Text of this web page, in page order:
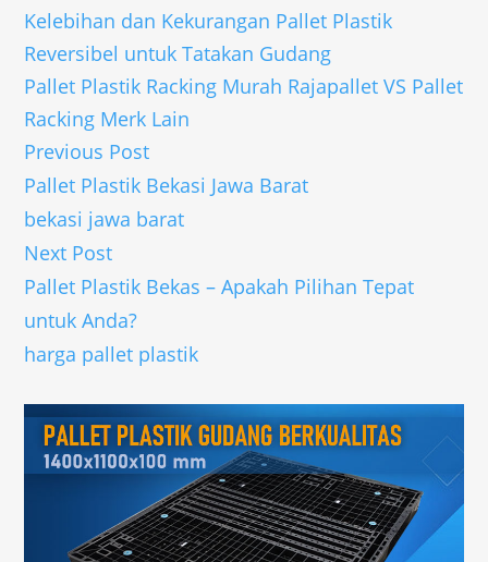
Kelebihan dan Kekurangan Pallet Plastik
Reversibel untuk Tatakan Gudang
Pallet Plastik Racking Murah Rajapallet VS Pallet
Racking Merk Lain
Previous Post
Pallet Plastik Bekasi Jawa Barat
bekasi jawa barat
Next Post
Pallet Plastik Bekas – Apakah Pilihan Tepat
untuk Anda?
harga pallet plastik